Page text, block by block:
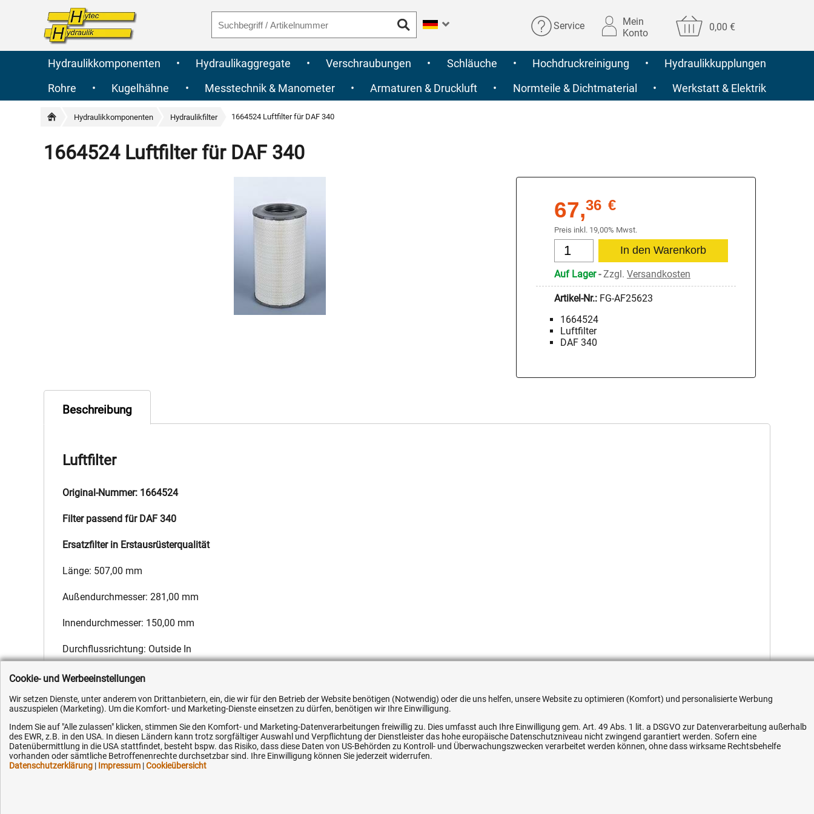
Service
Mein
Konto
0,00 €
Hydraulikkomponenten • Hydraulikaggregate • Verschraubungen • Schläuche • Hochdruckreinigung •
Hydraulikkupplungen
Rohre
• Kugelhähne • Messtechnik & Manometer • Armaturen & Druckluft • Normteile & Dichtmaterial • Werkstatt & Elektrik
Hydraulikkomponenten Hydraulikfilter 1664524 Luftfilter für DAF 340
1664524 Luftfilter für DAF 340
67,36 €
Preis inkl. 19,00% Mwst.
Auf Lager-Zzgl. Versandkosten
Artikel-Nr.: FG-AF25623
1664524
Luftfilter
DAF 340
Beschreibung
Luftfilter
Original-Nummer: 1664524
Filter passend für DAF 340
Ersatzfilter in Erstausrüsterqualität
Länge: 507,00 mm
Außendurchmesser: 281,00 mm
Innendurchmesser: 150,00 mm
Durchflussrichtung: Outside In
Hersteller: Fleetguard
Kundenhotline (Festnetz): Hilfe & Service Ihre Hytec-Hydraulik Vorteile Flexible Zahlung
Cookie- und Werbeeinstellungen
Wir setzen Dienste, unter anderem von Drittanbietern, ein, die wir für den Betrieb der Website benötigen (Notwendig) oder die uns helfen, unsere Website zu optimieren (Komfort) und personalisierte Werbung
auszuspielen (Marketing). Um die Komfort- und Marketing-Dienste einsetzen zu dürfen, benötigen wir Ihre Einwilligung.
Indem Sie auf "Alle zulassen" klicken, stimmen Sie den Komfort- und Marketing-Datenverarbeitungen freiwillig zu. Dies umfasst auch Ihre Einwilligung gem. Art. 49 Abs. 1 lit. a DSGVO zur Datenverarbeitung außerhalb
des EWR, z.B. in den USA. In diesen Ländern kann trotz sorgfältiger Auswahl und Verpflichtung der Dienstleister das hohe europäische Datenschutzniveau nicht zwingend garantiert werden. Sofern eine
Datenübermittlung in die USA stattfindet, besteht bspw. das Risiko, dass diese Daten von US-Behörden zu Kontroll- und Überwachungszwecken verarbeitet werden können, ohne dass wirksame Rechtsbehelfe
vorhanden oder sämtliche Betroffenenrechte durchsetzbar sind. Ihre Einwilligung können Sie jederzeit widerrufen.
Datenschutzerklärung | Impressum |Cookieübersicht